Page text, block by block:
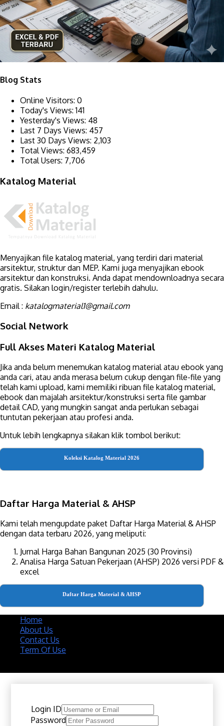
Blog Stats
Online Visitors: 0
Today's Views:141
Yesterday's Views: 48
Last 7 Days Views: 457
Last 30 Days Views: 2,103
Total Views: 683,459
Total Users: 7,706
Katalog Material
Menyajikan file katalog material, yang terdiri dari material
arsitektur, struktur dan MEP. Kami juga menyajikan ebook
arsitektur dan konstruksi. Anda dapat mendownloadnya secara
gratis. Silakan login/register terlebih dahulu.
Email : katalogmaterial1@gmail.com
Social Network
Full Akses Materi Katalog Material
Jika anda belum menemukan katalog material atau ebook yang
anda cari, atau anda merasa belum cukup dengan file-file yang
telah kami upload, kami memiliki ribuan file katalog material,
ebook dan majalah arsitektur/konstruksi serta file gambar
detail CAD, yang mungkin sangat anda perlukan sebagai
tuntutan pekerjaan atau profesi anda.
Untuk lebih lengkapnya silakan klik tombol berikut:
Koleksi Katalog Material 2026
Daftar Harga Material & AHSP
Kami telah mengupdate paket Daftar Harga Material & AHSP
dengan data terbaru 2026, yang meliputi:
Jurnal Harga Bahan Bangunan 2025 (30 Provinsi)
Analisa Harga Satuan Pekerjaan (AHSP) 2026 versi PDF &
excel
Daftar Harga Material & AHSP
Home
About Us
Contact Us
Term Of Use
Login ID
Password